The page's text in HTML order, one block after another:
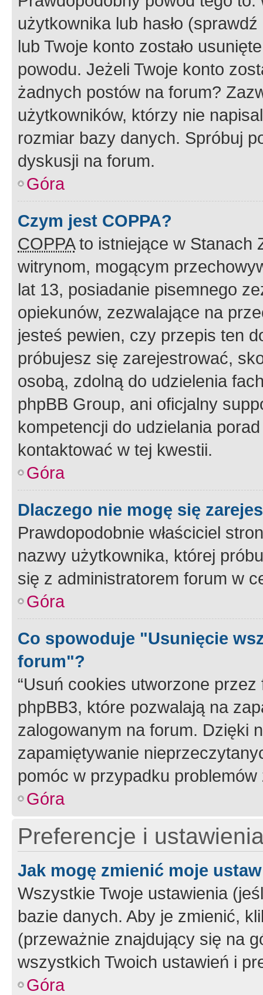
użytkownika lub hasło
lub Twoje konto zostało
powodu. Jeżeli Twoje konto
żadnych postów na forum?
użytkowników, którzy nie
rozmiar bazy danych. Spróbuj
dyskusji na forum.
Góra
Czym jest COPPA?
COPPAto istniejące w Stanach
witrynom, mogącym
lat 13, posiadanie pisemnego
opiekunów, zezwalające na
jesteś pewien, czy przepis ten
próbujesz się zarejestrować,
osobą, zdolną do udzielenia
phpBB Group, ani oficjalny
kompetencji do udzielania
kontaktować w tej kwestii.
Góra
Dlaczego nie mogę się
Prawdopodobnie właściciel
nazwy użytkownika, której
się z administratorem forum w
Góra
Co spowoduje "Usunięcie
forum"?
“Usuń cookies utworzone
phpBB3, które pozwalają na
zalogowanym na forum. Dzięki
zapamiętywanie
pomóc w przypadku
Góra
Preferencje i
Jak mogę zmienić moje
Wszystkie Twoje ustawienia
bazie danych. Aby je zmienić,
(przeważnie znajdujący się na
wszystkich Twoich ustawień i
Góra